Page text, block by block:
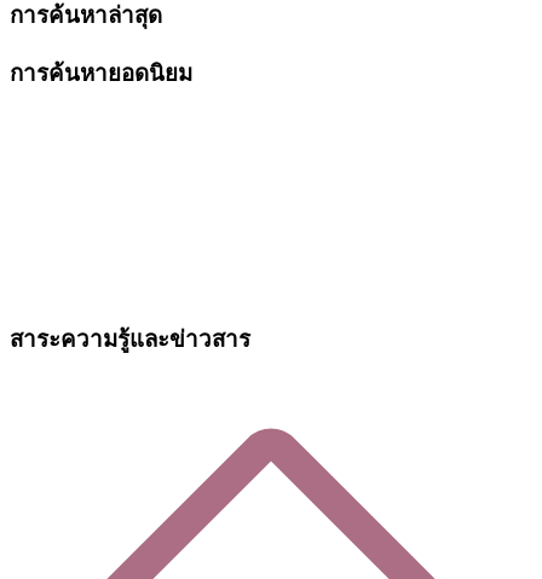
การค้นหาล่าสุด
การค้นหายอดนิยม
สาระความรู้และข่าวสาร